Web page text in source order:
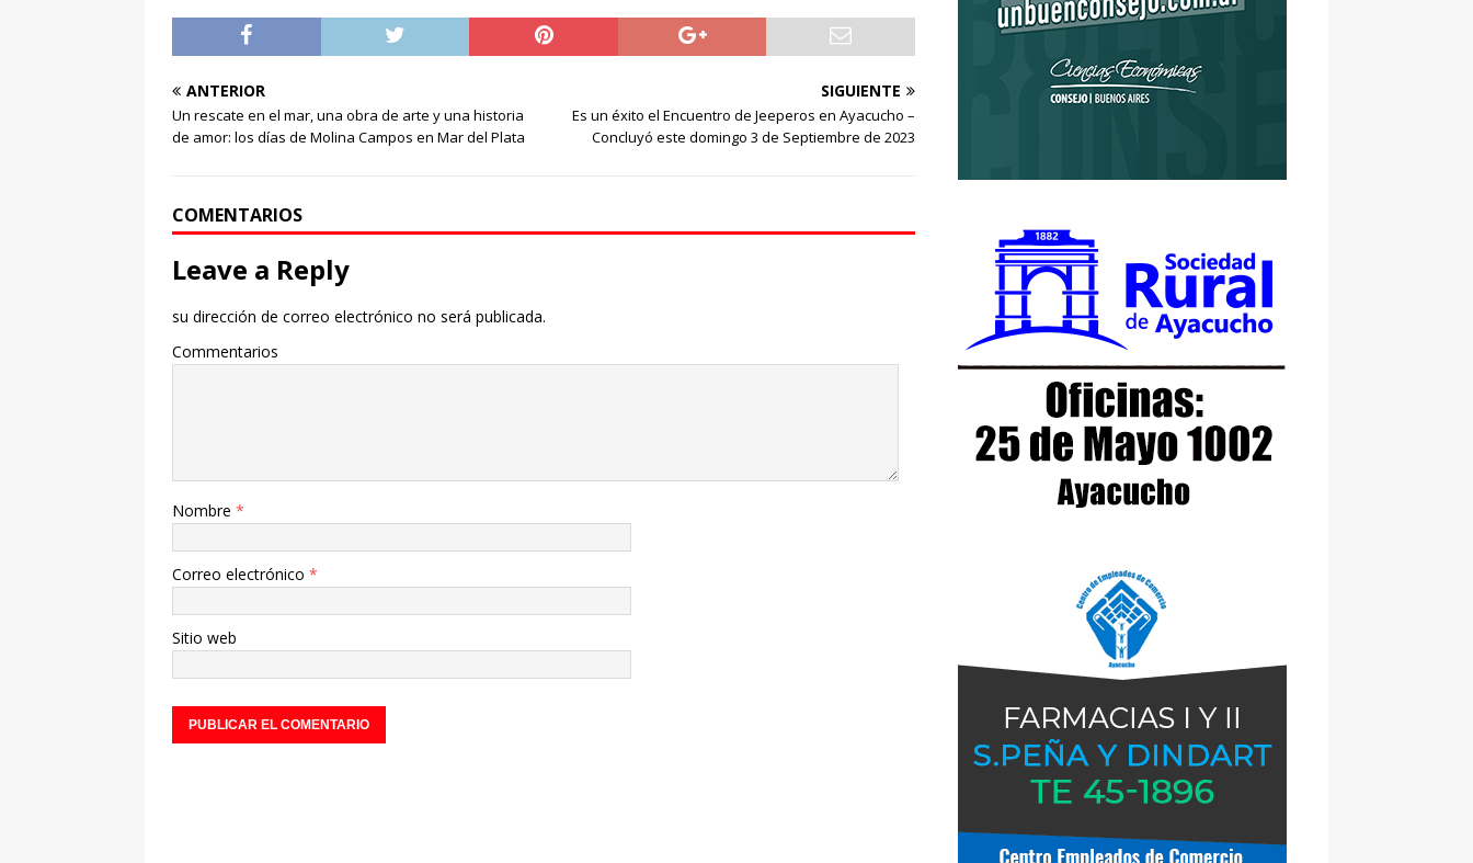
ANTERIOR
Un rescate en el mar, una obra de arte y una historia
de amor: los días de Molina Campos en Mar del Plata
SIGUIENTE
Es un éxito el Encuentro de Jeeperos en Ayacucho –
Concluyó este domingo 3 de Septiembre de 2023
COMENTARIOS
Leave a Reply
su dirección de correo electrónico no será publicada.
Commentarios
Nombre *
Correo electrónico *
Sitio web